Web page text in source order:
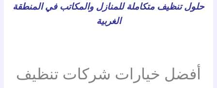
حلول تنظيف متكاملة للمنازل والمكاتب في المنطقة
الغربية
أفضل خيارات شركات تنظيف